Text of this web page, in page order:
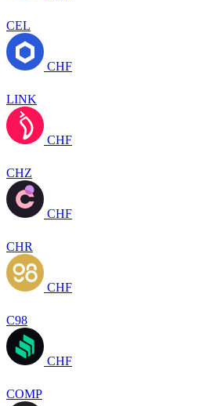
CEL
CHF
LINK
CHF
CHZ
CHF
CHR
CHF
C98
CHF
COMP